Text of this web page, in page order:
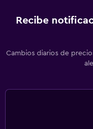
Recibe
Cambios diarios de